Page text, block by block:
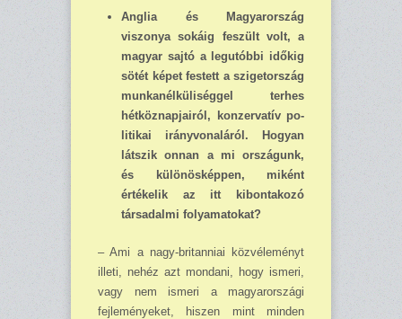
Anglia és Magyarország
viszonya sokáig feszült volt, a
magyar sajtó a legutóbbi időkig
sötét képet festett a szigetország
munkanélküliséggel terhes
hétköznapjairól, konzervatív po­
li­tikai irányvonaláról. Hogyan
látszik onnan a mi országunk,
és különösképpen, miként
értékelik az itt kibontakozó
társadalmi folyamatokat?
– Ami a nagy-britanniai közvéleményt
illeti, nehéz azt mondani, hogy ismeri,
vagy nem ismeri a magyarországi
fejleményeket, hiszen mint minden